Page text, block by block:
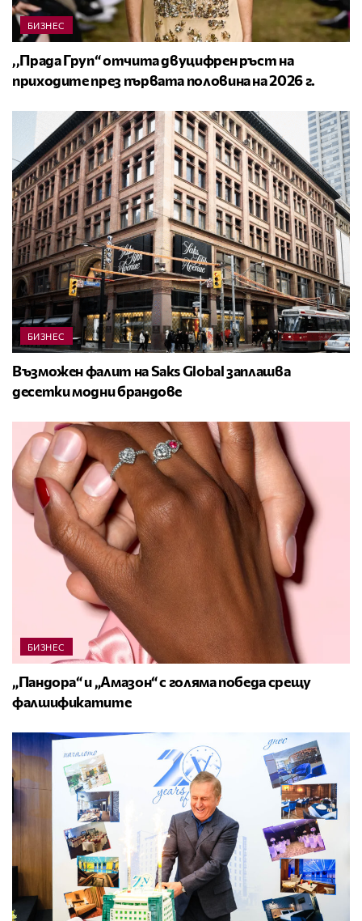
БИЗНЕС
,,Прада Груп“ отчита двуцифрен ръст на
приходите през първата половина на 2026 г.
БИЗНЕС
Възможен фалит на Saks Global заплашва
десетки модни брандове
БИЗНЕС
„Пандора“ и „Амазон“ с голяма победа срещу
фалшификатите